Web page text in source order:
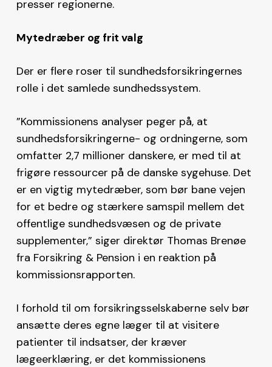
presser regionerne.
Mytedræber og frit valg
Der er flere roser til sundhedsforsikringernes
rolle i det samlede sundhedssystem.
”Kommissionens analyser peger på, at
sundhedsforsikringerne- og ordningerne, som
omfatter 2,7 millioner danskere, er med til at
frigøre ressourcer på de danske sygehuse. Det
er en vigtig mytedræber, som bør bane vejen
for et bedre og stærkere samspil mellem det
offentlige sundhedsvæsen og de private
supplementer,” siger direktør Thomas Brenøe
fra Forsikring & Pension i en reaktion på
kommissionsrapporten.
I forhold til om forsikringsselskaberne selv bør
ansætte deres egne læger til at visitere
patienter til indsatser, der kræver
lægeerklæring, er det kommissionens